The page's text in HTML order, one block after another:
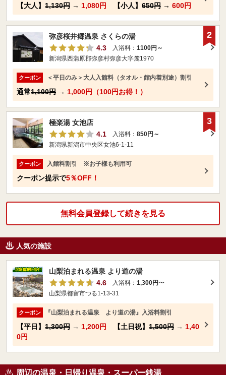
【大人】 1,130円 → 1,080円 【小人】 650円 → 600円
弥彦桜井郷温泉 さくらの湯
4.3
入浴料： 1100円～
新潟県西蒲原郡弥彦村弥彦大字麓1970
クーポン ＜平日のみ＞大人入館料（タオル・館内着別途）割引
通常1,100円 → 1,000円（100円お得！）
2
極楽湯 女池店
4.1
入浴料： 850円～
新潟県新潟市中央区女池6-1-11
クーポン 入館料割引 ※お子様も利用可
クーポン提示で5％OFF！
3
無料会員登録して続きを見る
人気の施設
山梨泊まれる温泉 より道の湯
4.6
入浴料： 1,300円〜
山梨県都留市つる1-13-31
クーポン 『山梨泊まれる温泉 より道の湯』入浴料割引
【平日】 1,300円 → 1,200円 【土日祝】 1,500円 → 1,40
0円
周辺の温泉・日帰り温泉・スーパー銭湯